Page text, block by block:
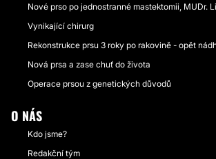
Nové prso po jednostranné mastektomii, MUDr.
Vynikající chirurg
Rekonstrukce prsu 3 roky po rakovině - opět
Nová prsa a zase chuť do života
Operace prsou z genetických důvodů
O NÁS
Kdo jsme?
Redakční tým